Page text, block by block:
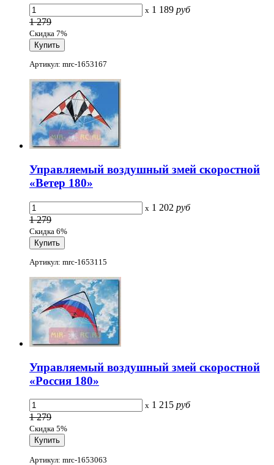
x 1 189 руб
1 279
Скидка 7%
Артикул: mrc-1653167
Управляемый воздушный змей скоростной
«Ветер 180»
x 1 202 руб
1 279
Скидка 6%
Артикул: mrc-1653115
Управляемый воздушный змей скоростной
«Россия 180»
x 1 215 руб
1 279
Скидка 5%
Артикул: mrc-1653063